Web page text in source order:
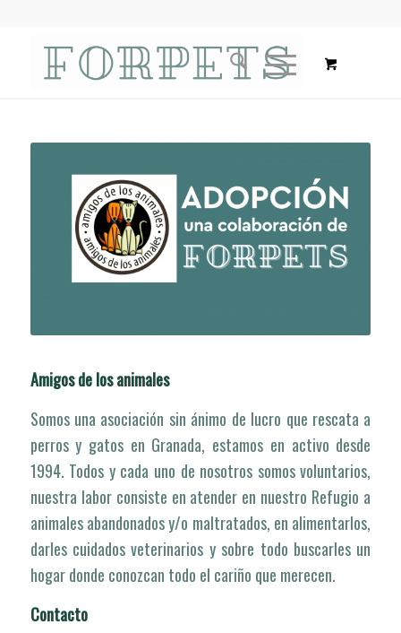
Amigos de los animales
Somos una asociación sin ánimo de lucro que rescata a
perros y gatos en Granada, estamos en activo desde
1994. Todos y cada uno de nosotros somos voluntarios,
nuestra labor consiste en atender en nuestro Refugio a
animales abandonados y/o maltratados, en alimentarlos,
darles cuidados veterinarios y sobre todo buscarles un
hogar donde conozcan todo el cariño que merecen.
Contacto